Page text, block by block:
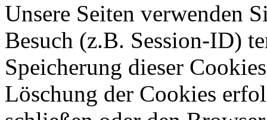
Unsere Seiten verwenden
Besuch (z.B. Session-ID)
Speicherung dieser
Löschung der Cookies